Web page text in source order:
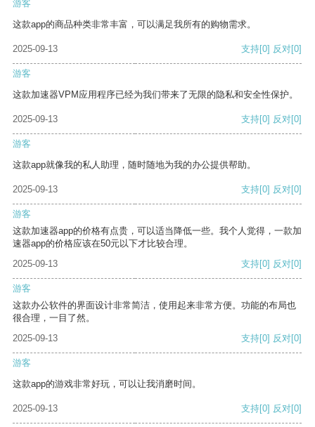
游客
这款app的商品种类非常丰富，可以满足我所有的购物需求。
2025-09-13 支持[0] 反对[0]
游客
这款加速器VPM应用程序已经为我们带来了无限的隐私和安全性保护。
2025-09-13 支持[0] 反对[0]
游客
这款app就像我的私人助理，随时随地为我的办公提供帮助。
2025-09-13 支持[0] 反对[0]
游客
这款加速器app的价格有点贵，可以适当降低一些。我个人觉得，一款加
速器app的价格应该在50元以下才比较合理。
2025-09-13
支持[0] 反对[0]
游客
这款办公软件的界面设计非常简洁，使用起来非常方便。功能的布局也
很合理，一目了然。
2025-09-13
支持[0] 反对[0]
游客
这款app的游戏非常好玩，可以让我消磨时间。
2025-09-13 支持[0] 反对[0]